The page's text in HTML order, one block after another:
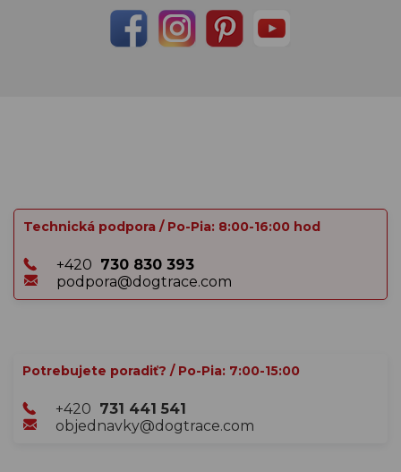
Technická podpora / Po-Pia: 8:00-16:00 hod
+420 730 830 393
podpora@dogtrace.com
Potrebujete poradiť? / Po-Pia: 7:00-15:00
+420 731 441 541
objednavky@dogtrace.com